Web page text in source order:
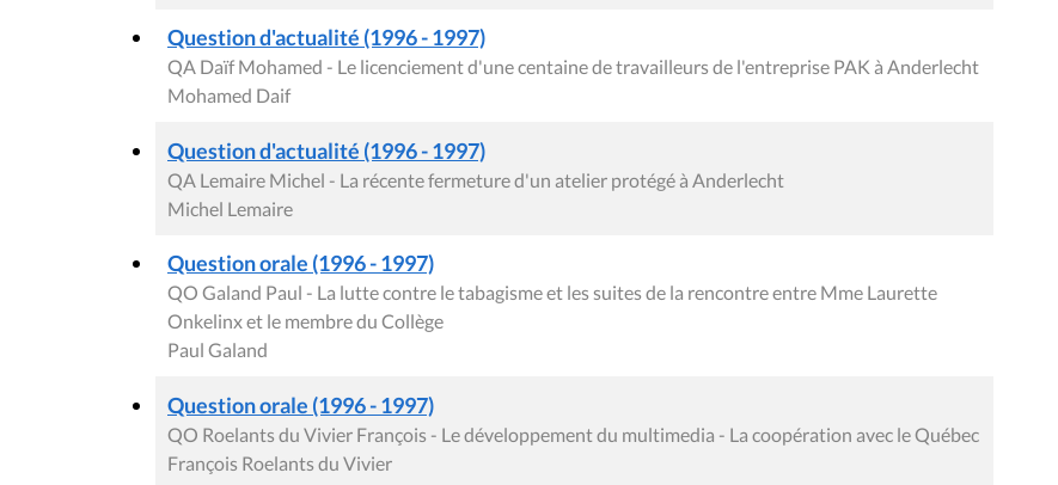
Question d'actualité (1996 - 1997)
QA Daïf Mohamed - Le licenciement d'une centaine de travailleurs de l'entreprise PAK à Anderlecht
Mohamed Daif
Question d'actualité (1996 - 1997)
QA Lemaire Michel - La récente fermeture d'un atelier protégé à Anderlecht
Michel Lemaire
Question orale (1996 - 1997)
QO Galand Paul - La lutte contre le tabagisme et les suites de la rencontre entre Mme Laurette
Onkelinx et le membre du Collège
Paul Galand
Question orale (1996 - 1997)
QO Roelants du Vivier François - Le développement du multimedia - La coopération avec le Québec
François Roelants du Vivier